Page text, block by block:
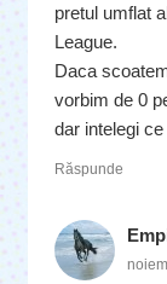
pretul umflat
League.
Daca
vorbim de 0
dar intelegi
Răspunde